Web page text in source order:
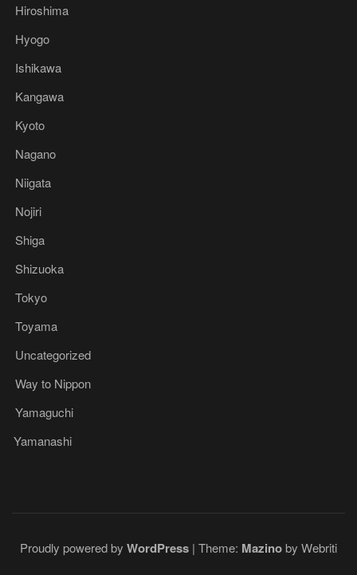
Hiroshima
Hyogo
Ishikawa
Kangawa
Kyoto
Nagano
Niigata
Nojiri
Shiga
Shizuoka
Tokyo
Toyama
Uncategorized
Way to Nippon
Yamaguchi
Yamanashi
Proudly powered by WordPress | Theme: Mazinoby Webriti